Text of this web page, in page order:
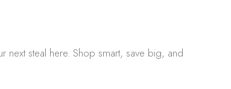
next steal here. Shop smart, save big, and